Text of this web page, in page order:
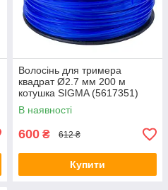
Волосінь для тримера
квадрат Ø2.7 мм 200 м
котушка SIGMA (5617351)
В наявності
600 ₴ 612 ₴
Купити